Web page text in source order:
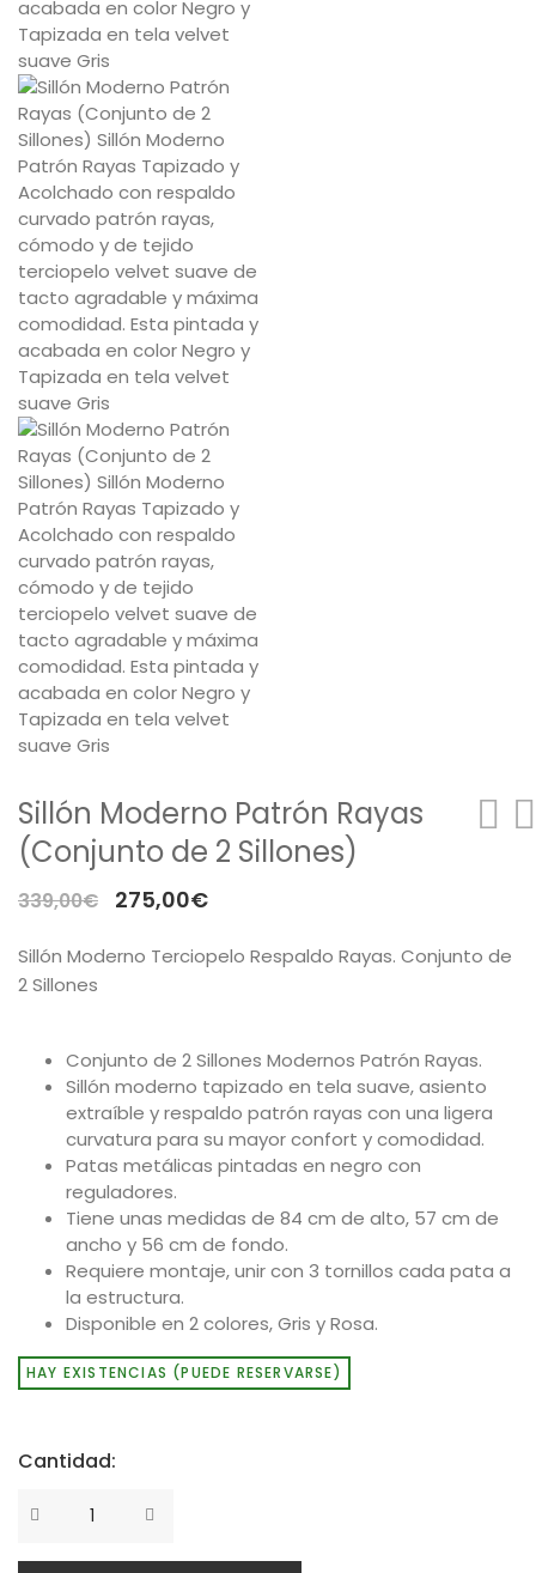
Sillón Moderno Patrón Rayas
(Conjunto de 2 Sillones)
339,00€
El
original
275,00€El
actual
Sillón Moderno Terciopelo Respaldo Rayas. Conjunto de
2 Sillones
Conjunto de 2 Sillones Modernos Patrón Rayas.
Sillón moderno tapizado en tela suave, asiento
extraíble y respaldo patrón rayas con una ligera
curvatura para su mayor confort y comodidad.
Patas metálicas pintadas en negro con
reguladores.
Tiene unas medidas de 84 cm de alto, 57 cm de
ancho y 56 cm de fondo.
Requiere montaje, unir con 3 tornillos cada pata a
la estructura.
Disponible en 2 colores, Gris y Rosa.
HAY EXISTENCIAS (PUEDE RESERVARSE)
Cantidad: